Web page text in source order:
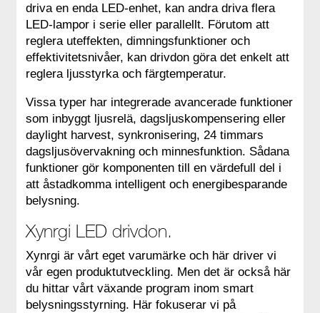
driva en enda LED-enhet, kan andra driva flera
LED-lampor i serie eller parallellt. Förutom att
reglera uteffekten, dimningsfunktioner och
effektivitetsnivåer, kan drivdon göra det enkelt att
reglera ljusstyrka och färgtemperatur.
Vissa typer har integrerade avancerade funktioner
som inbyggt ljusrelä, dagsljuskompensering eller
daylight harvest, synkronisering, 24 timmars
dagsljusövervakning och minnesfunktion. Sådana
funktioner gör komponenten till en värdefull del i
att åstadkomma intelligent och energibesparande
belysning.
Xynrgi LED drivdon.
Xynrgi är vårt eget varumärke och här driver vi
vår egen produktutveckling. Men det är också här
du hittar vårt växande program inom smart
belysningsstyrning. Här fokuserar vi på